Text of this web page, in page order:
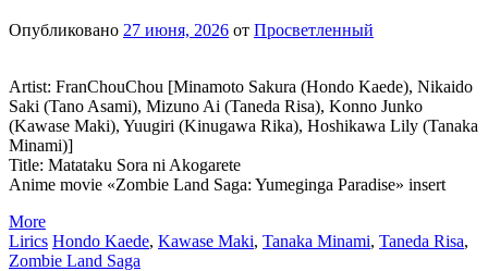
Опубликовано 27 июня, 2026 от Просветленный
Artist: FranChouChou [Minamoto Sakura (Hondo Kaede), Nikaido
Saki (Tano Asami), Mizuno Ai (Taneda Risa), Konno Junko
(Kawase Maki), Yuugiri (Kinugawa Rika), Hoshikawa Lily (Tanaka
Minami)]
Title: Matataku Sora ni Akogarete
Anime movie «Zombie Land Saga: Yumeginga Paradise» insert
More
Lirics Hondo Kaede, Kawase Maki, Tanaka Minami, Taneda Risa,
Zombie Land Saga